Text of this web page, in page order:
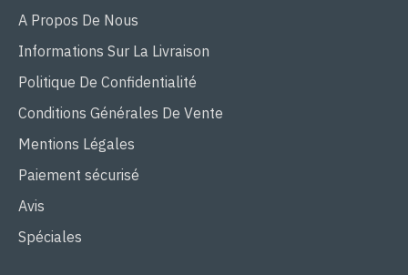
A Propos De Nous
Informations Sur La Livraison
Politique De Confidentialité
Conditions Générales De Vente
Mentions Légales
Paiement sécurisé
Avis
Spéciales